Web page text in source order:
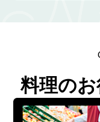
料理の